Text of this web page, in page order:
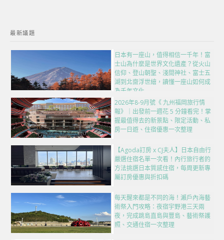
最新議題
日本有一座山，值得相信一千年！富
士山為什麼是世界文化遺產？從火山
信仰、登山朝聖、淺間神社、富士五
湖到北齋浮世繪，讀懂一座山如何成
為千年文化
2026年8-9月號《 九州福岡旅行情
報》｜出發前一週花 5 分鐘看完！掌
握最值得去的新景點、限定活動、私
房一日遊、住宿優惠一次整理
【Agoda訂房 x CJ夫人】日本自由行
嚴選住宿名單一次看！內行旅行者的
方法挑選日本質感住宿，每周更新專
屬訂房優惠與折扣碼
每天醒來都是不同的海！瀨戶內海藝
術祭入門攻略：夜宿宇野港三天兩
夜，完成跳島直島與豐島、藝術祭護
照、交通住宿一次整理